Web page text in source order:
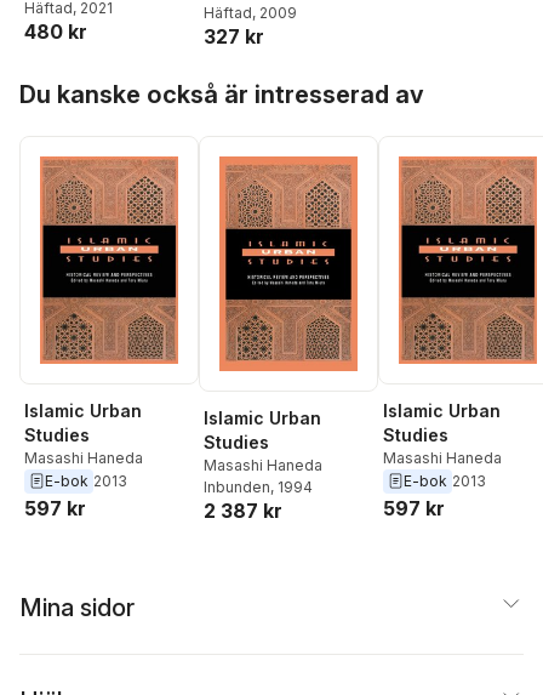
Mihoko Oka,
Haneda,
Häftad, 2021
480 kr
Masashi Haneda
Häftad, 2009
327 kr
Du kanske också är intresserad av
Islamic Urban
Studies
Masashi Haneda
E-bok 2013
597 kr
Islamic Urban
Studies
Masashi Haneda
Inbunden, 1994
2 387 kr
Islamic Urban
Studies
Masashi Haneda
E-bok 2013
597 kr
Mina sidor